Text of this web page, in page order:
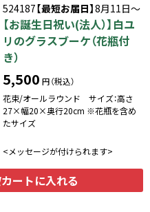
524187【最短お届日】8月11日～
【お誕生日祝い(法人）】白ユ
リのグラスブーケ（花瓶付
き）
5,500 円（税込）
花束/オールラウンド サイズ：高さ
27×幅20×奥行20cm ※花瓶を含め
たサイズ
<メッセージが付けられます>
カートに入れる